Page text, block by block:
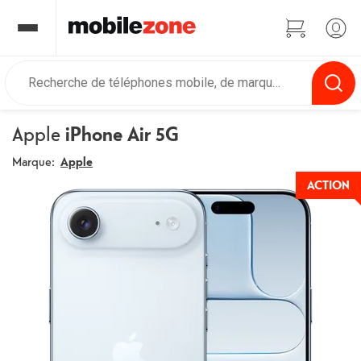
Apple iPhone Air 5G
Marque: Apple
ACTION